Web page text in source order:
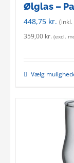
Ølglas –
448,75 kr. (inkl.
359,00 kr. (excl.
Vælg